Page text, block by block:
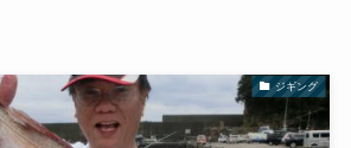
ジギング